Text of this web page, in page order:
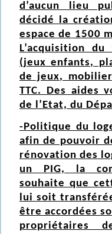
d’aucun lieu
décidé la
espace de 1500
L’acquisition
(jeux enfants,
de jeux,
TTC. Des aides
de l’Etat, du
-Politique du
afin de pouvoir
rénovation des
un PIG, la
souhaite que
lui soit
être accordées
propriétaires